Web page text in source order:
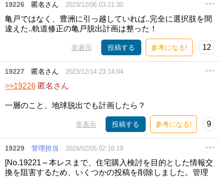
19226 匿名さん 2023/12/06 03:21:30
亀戸ではなく、豊洲に引っ越していれば..完全に選択肢を間
違えた..軌道修正の亀戸脱出計画は整った！
非表示 投稿する 参考になる! 12
19227 匿名さん 2023/12/14 23:14:04
>>19226 匿名さん
一層のこと、地球脱出でも計画したら？
非表示 投稿する 参考になる! 9
19229 管理担当 2024/02/05 02:16:19
[No.19221～本レスまで、住宅購入検討を目的とした情報交
換を阻害するため、いくつかの投稿を削除しました。管理